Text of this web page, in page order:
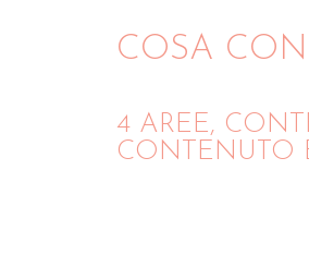
COSA
4 AREE,
CONTENUTO